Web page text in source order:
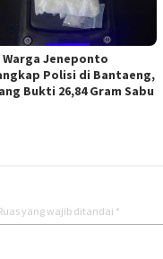
Warga Jeneponto
Polisi di Bantaeng,
Bukti 26,84 Gram Sabu
yang wajib ditandai *